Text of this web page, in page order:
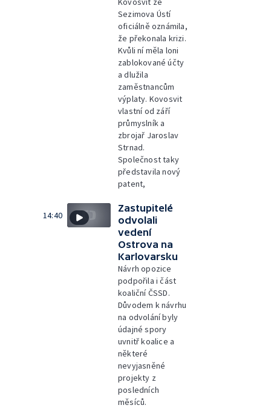
Sezimova Ústí
oficiálně oznámila,
že překonala krizi.
Kvůli ní měla loni
zablokované účty
a dlužila
zaměstnancům
výplaty. Kovosvit
vlastní od září
průmyslník a
zbrojař Jaroslav
Strnad.
Společnost taky
představila nový
patent,
14:40
Zastupitelé
odvolali
vedení
Ostrova na
Karlovarsku
Návrh opozice
podpořila i část
koaliční ČSSD.
Důvodem k návrhu
na odvolání byly
údajné spory
uvnitř koalice a
některé
nevyjasněné
projekty z
posledních
měsíců.